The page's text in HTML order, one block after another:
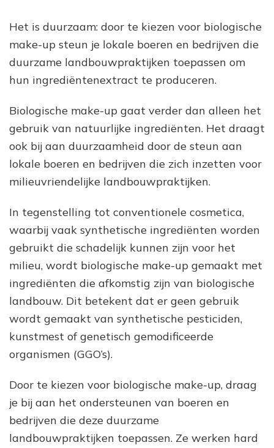
Het is duurzaam: door te kiezen voor biologische
make-up steun je lokale boeren en bedrijven die
duurzame landbouwpraktijken toepassen om
hun ingrediëntenextract te produceren.
Biologische make-up gaat verder dan alleen het
gebruik van natuurlijke ingrediënten. Het draagt
ook bij aan duurzaamheid door de steun aan
lokale boeren en bedrijven die zich inzetten voor
milieuvriendelijke landbouwpraktijken.
In tegenstelling tot conventionele cosmetica,
waarbij vaak synthetische ingrediënten worden
gebruikt die schadelijk kunnen zijn voor het
milieu, wordt biologische make-up gemaakt met
ingrediënten die afkomstig zijn van biologische
landbouw. Dit betekent dat er geen gebruik
wordt gemaakt van synthetische pesticiden,
kunstmest of genetisch gemodificeerde
organismen (GGO’s).
Door te kiezen voor biologische make-up, draag
je bij aan het ondersteunen van boeren en
bedrijven die deze duurzame
landbouwpraktijken toepassen. Ze werken hard